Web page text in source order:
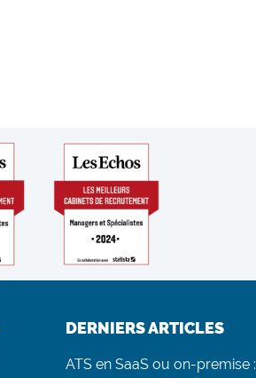
DERNIERS ARTICLES
ATS en SaaS ou on-premise :